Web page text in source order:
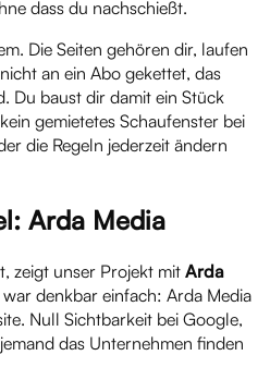
dass du nachschießt.
Die Seiten gehören dir, laufen
an ein Abo gekettet, das
Du baust dir damit ein Stück
gemietetes Schaufenster bei
die Regeln jederzeit ändern
Arda Media
zeigt unser Projekt mit Arda
denkbar einfach: Arda Media
Null Sichtbarkeit bei Google,
das Unternehmen finden